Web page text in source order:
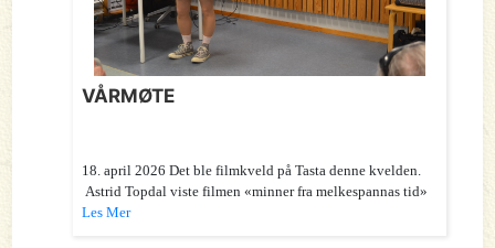
VÅRMØTE
18. april 2026 Det ble filmkveld på Tasta denne kvelden.
Astrid Topdal viste filmen «minner fra melkespannas tid»
Les Mer